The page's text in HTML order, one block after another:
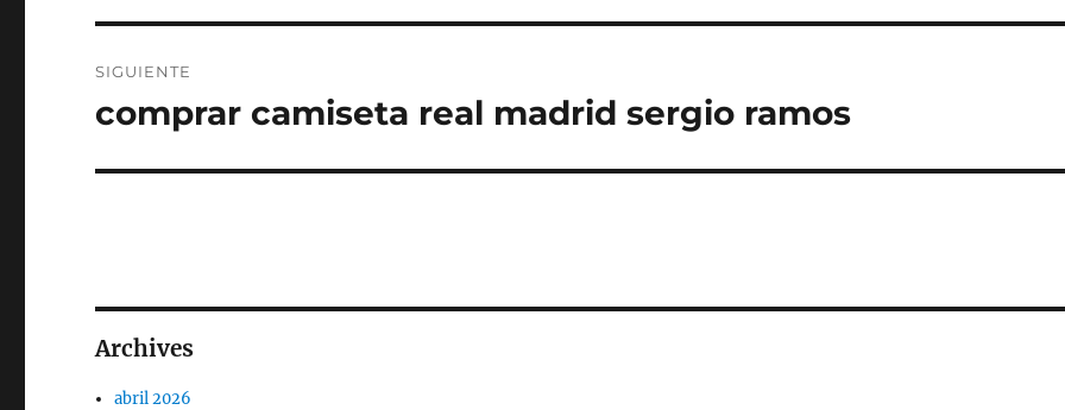
SIGUIENTE
Entrada
comprar camiseta real madrid sergio ramos
Archives
abril 2026